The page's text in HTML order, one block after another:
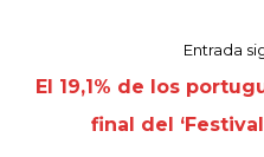
Entrada
El 19,1% de los
final del